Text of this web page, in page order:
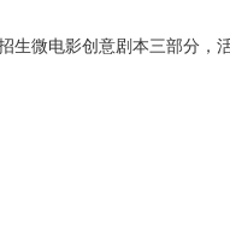
微电影创意剧本三部分，活